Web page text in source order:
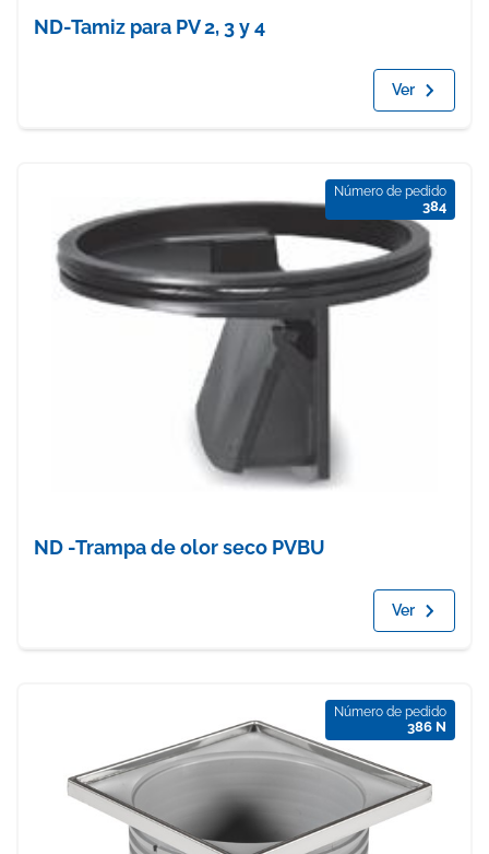
ND-Tamiz para PV 2, 3 y 4
Ver
Número de pedido
384
ND -Trampa de olor seco PVBU
Ver
Número de pedido
386 N